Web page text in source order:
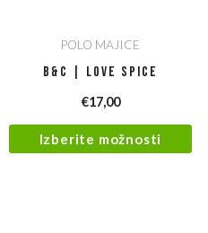
POLO MAJICE
B&C | Love Spice
€17,00
Izberite možnosti